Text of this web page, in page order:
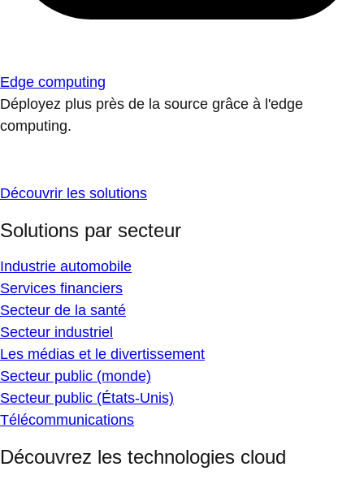
Edge computing
Déployez plus près de la source grâce à l'edge
computing.
Découvrir les solutions
Solutions par secteur
Industrie automobile
Services financiers
Secteur de la santé
Secteur industriel
Les médias et le divertissement
Secteur public (monde)
Secteur public (États-Unis)
Télécommunications
Découvrez les technologies cloud